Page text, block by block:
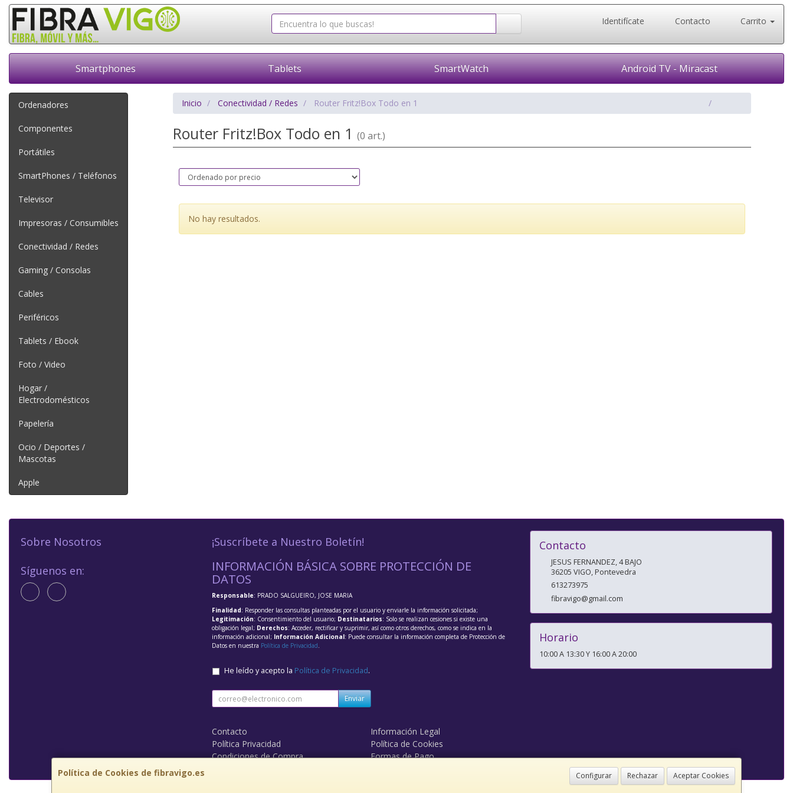
Identifícate Contacto Carrito
Smartphones Tablets SmartWatch Android TV - Miracast
Ordenadores
Componentes
Portátiles
SmartPhones / Teléfonos
Televisor
Impresoras / Consumibles
Conectividad / Redes
Gaming / Consolas
Cables
Periféricos
Tablets / Ebook
Foto / Video
Hogar /
Electrodomésticos
Papelería
Ocio / Deportes /
Mascotas
Apple
Inicio Conectividad / Redes Router Fritz!Box Todo en 1
Router Fritz!Box Todo en 1 (0 art.)
No hay resultados.
Política de Cookies de fibravigo.es Configurar Rechazar Aceptar Cookies
Sobre Nosotros
Síguenos en:
¡Suscríbete a Nuestro Boletín!
INFORMACIÓN BÁSICA SOBRE PROTECCIÓN DE
DATOS
Responsable: PRADO SALGUEIRO, JOSE MARIA
Finalidad: Responder las consultas planteadas por el usuario y enviarle la información solicitada;
Legitimación: Consentimiento del usuario; Destinatarios: Solo se realizan cesiones si existe una
obligación legal; Derechos: Acceder, rectificar y suprimir, así como otros derechos, como se indica en la
información adicional; Información Adicional: Puede consultar la información completa de Protección de
Datos en nuestra Política de Privacidad.
He leído y acepto la Política de Privacidad.
Enviar
Contacto
Información Legal
Política Privacidad
Política de Cookies
Condiciones de Compra
Formas de Pago
Contacto
JESUS FERNANDEZ, 4 BAJO
36205 VIGO,Pontevedra
613273975
fibravigo@gmail.com
Horario
10:00 A 13:30 Y 16:00 A 20:00